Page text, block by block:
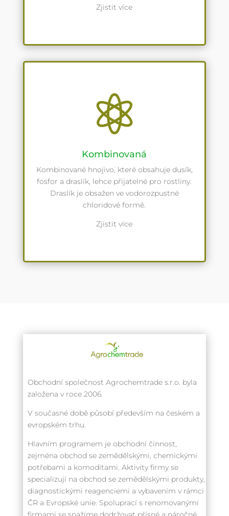
Zjistit více

Kombinovaná
Kombinované hnojivo, které obsahuje dusík,
fosfor a draslík, lehce přijatelné pro rostliny.
Draslík je obsažen ve vodorozpustné
chloridové formě.
Zjistit více
Obchodní společnost Agrochemtrade s.r.o. byla
založena v roce 2006.
V současné době působí především na českém a
evropském trhu.
Hlavním programem je obchodní činnost,
zejména obchod se zemědělskými, chemickými
potřebami a komoditami. Aktivity firmy se
specializují na obchod se zemědělskými produkty,
diagnostickými reagenciemi a vybavením v rámci
ČR a Evropské unie. Spoluprací s renomovanými